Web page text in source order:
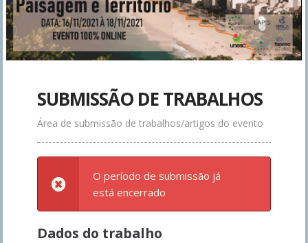
SUBMISSÃO DE TRABALHOS
Área de submissão de trabalhos/artigos do evento
O período de submissão já
está encerrado
Dados do trabalho